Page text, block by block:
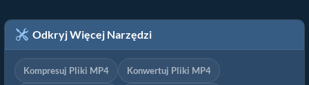
Odkryj Więcej Narzędzi
Kompresuj Pliki MP4 Konwertuj Pliki MP4